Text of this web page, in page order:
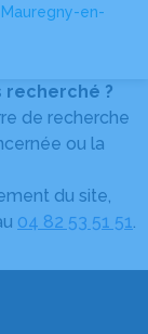
en-
recherché ?
de recherche
ou la
du site,
04 82 53 51 51.